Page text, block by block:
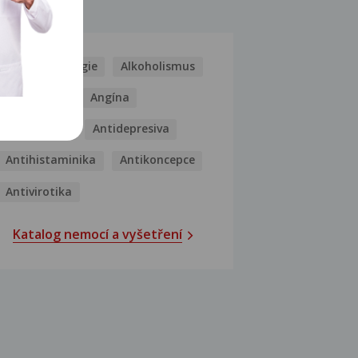
Alergie Alkoholismus
Analgetika Angína
Antidepresiva
Antihistaminika Antikoncepce
Antivirotika
Katalog nemocí a vyšetření